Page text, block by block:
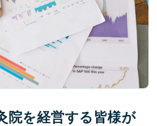
院を経営する皆様が